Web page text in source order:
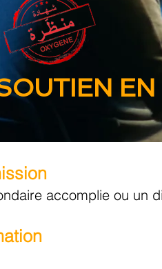
accomplie ou un